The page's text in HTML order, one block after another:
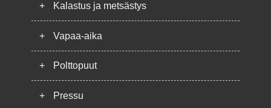
+ Kalastus ja metsästys
+ Vapaa-aika
+ Polttopuut
+ Pressu